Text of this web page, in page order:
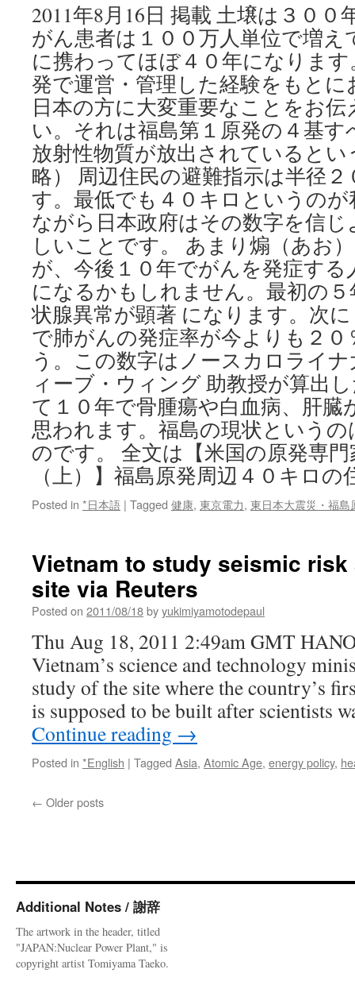
2011年8月16日 掲載 土壌は３０
がん患者は１００万人単位で増え
に携わってほぼ４０年になりま
発で運営・管理した経験をもと
日本の方に大変重要なことをお
い。それは福島第１原発の４基
放射性物質が放出されているとい
略） 周辺住民の避難指示は半径
す。最低でも４０キロというの
ながら日本政府はその数字を信
しいことです。 あまり煽（あお
が、今後１０年でがんを発症する
になるかもしれません。最初の
状腺異常が顕著 になります。次
で肺がんの発症率が今よりも２
う。この数字はノースカロライ
ィーブ・ウィング 助教授が算出
て１０年で骨腫瘍や白血病、肝
思われます。福島の現状という
のです。 全文は【米国の原発専
（上）】福島原発周辺４０キロ
Posted in *日本語 | Tagged 健康, 東京電力, 東日本大震災・福島
Vietnam to study seismic
site via Reuters
Posted on 2011/08/18byyukimiyamotodepaul
Thu Aug 18, 2011 2:49am GMT
Vietnam’s science and technology
study of the site where the country’s
is supposed to be built after scientists
Continue reading →
Posted in *English | Tagged Asia, Atomic Age, energy policy,
← Older posts
Additional Notes / 謝辞
The artwork in the header, titled
"JAPAN:Nuclear Power Plant," is
copyright artist Tomiyama Taeko.